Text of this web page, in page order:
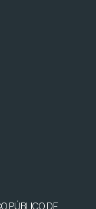
PÚBLICO DE